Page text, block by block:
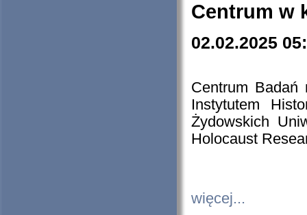
Centrum w
02.02.2025
Centrum Badań
Instytutem
Żydowskich
Holocaust
więcej...